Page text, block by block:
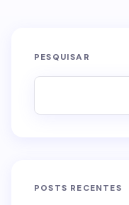
PESQUISAR
POSTS RECENTES